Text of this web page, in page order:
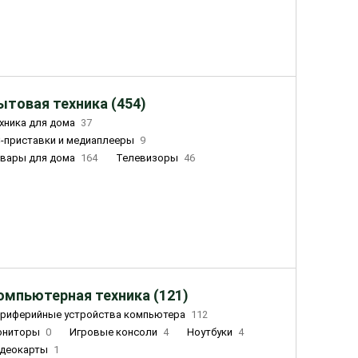
техника (454)
для дома 37
приставки и медиаплееры
9
для дома 164 Телевизоры 46
техника (121)
устройства компьютера 112
0 Игровые консоли 4 Ноутбуки 4
1